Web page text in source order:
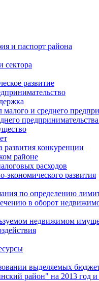
и паспорт района
сектора
развитие
и среднего
развития конкуренции
районе
расходов
экономического развития
по определению
в оборот
недвижимом
выделяемых
район" на 2013 год и